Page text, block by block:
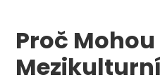
Proč